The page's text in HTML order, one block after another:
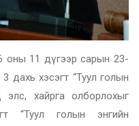
оны 11 дүгээр сарын 23-
дахь хэсэгт “Туул голын
хайрга олборлохыг
“Туул голын энгийн